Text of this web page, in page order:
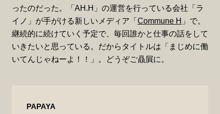
ったのだった。「AH.H」の運営を行っている会社「ラ
イノ」が手がける新しいメディア「 Commune H 」で。
継続的に続けていく予定で、毎回誰かと仕事の話をして
いきたいと思っている。だからタイトルは「まじめに働
いてんじゃねーよ！！」。どうぞご贔屓に。
PAPAYA